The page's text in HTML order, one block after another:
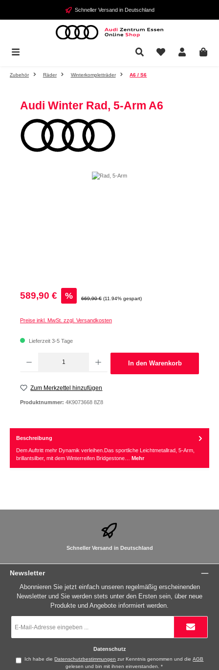
Zum Hauptinhalt springen Schneller Versand in Deutschland
Zubehör Räder Winterkompletträder A6 / S6
Audi Winter Rad, 5-Arm A6
Verkaufspreis:
589,90 € % Regulärer Preis:
669,90 € (11.94% gespart)
Preise inkl. MwSt. zzgl. Versandkosten
Lieferzeit 3-5 Tage
In den Warenkorb
Zum Merkzettel hinzufügen
Produktnummer: 4K9073668 8Z8
Beschreibung
Dem Auftritt mehr Dynamik verleihen.Das sportliche Leichtmetallrad, 5-Arm,
brillantsilber, mit dem Winterreifen Bridgestone… Mehr
Schneller Versand in Deutschland
Newsletter
Abonnieren Sie jetzt einfach unseren regelmäßig erscheinenden
Newsletter und Sie werden stets unter den Ersten sein, über neue
Produkte und Angebote informiert werden.
Mail-
Datenschutz
Ich habe dieDatenschutzbestimmungen zur Kenntnis genommen und dieAGB
gelesen und bin mit ihnen einverstanden.*